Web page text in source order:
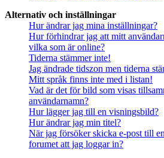
Alternativ och inställningar
Hur ändrar jag mina inställningar?
Hur förhindrar jag att mitt
vilka som är online?
Tiderna stämmer inte!
Jag ändrade tidszon men tiderna
Mitt språk finns inte med i listan!
Vad är det för bild som visas
användarnamn?
Hur lägger jag till en visningsbild?
Hur ändrar jag min titel?
När jag försöker skicka e-post till
forumet att jag loggar in?